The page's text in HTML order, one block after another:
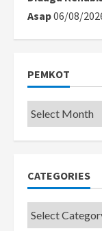
Asap06/08/
PEMKOT
Pemkot
CATEGORIES
Categories